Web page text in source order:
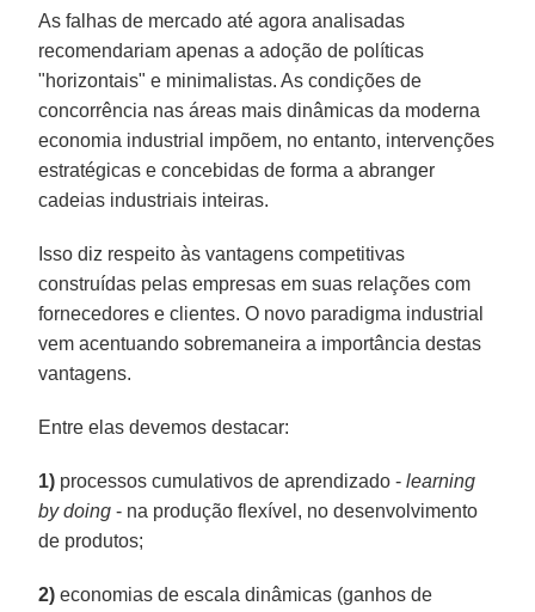
As falhas de mercado até agora analisadas
recomendariam apenas a adoção de políticas
"horizontais" e minimalistas. As condições de
concorrência nas áreas mais dinâmicas da moderna
economia industrial impõem, no entanto, intervenções
estratégicas e concebidas de forma a abranger
cadeias industriais inteiras.
Isso diz respeito às vantagens competitivas
construídas pelas empresas em suas relações com
fornecedores e clientes. O novo paradigma industrial
vem acentuando sobremaneira a importância destas
vantagens.
Entre elas devemos destacar:
1) processos cumulativos de aprendizado - learning
by doing - na produção flexível, no desenvolvimento
de produtos;
2) economias de escala dinâmicas (ganhos de